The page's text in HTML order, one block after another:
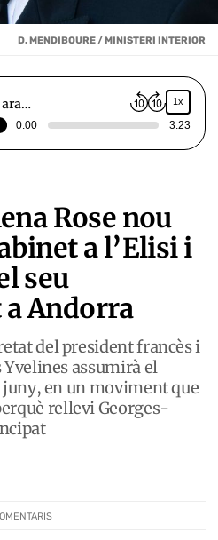
Rose nou
a l’Elisi i
seu
Andorra
del president francès i
assumirà el
en un moviment que
rellevi Georges-
D. MENDIBOURE / MINISTERI INTERIOR
1x
0:00 3:23